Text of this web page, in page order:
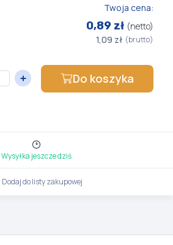
Twoja cena:
0,89 zł (netto)
1,09 zł (brutto)
Do koszyka
Wysyłka jeszcze dziś
Dodaj do listy zakupowej